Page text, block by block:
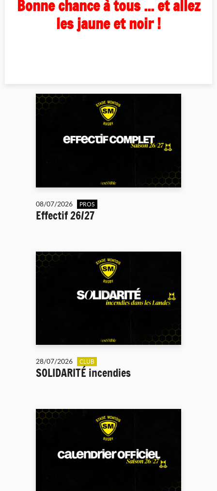
Bonne chance à tous ... et allez
les jaune et noir !
08/07/2026 PROS
Effectif 26/27
28/07/2026 CLUB
SOLIDARITÉ incendies